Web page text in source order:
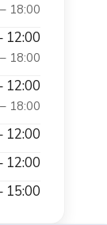
18:00
12:00
18:00
12:00
18:00
12:00
12:00
15:00